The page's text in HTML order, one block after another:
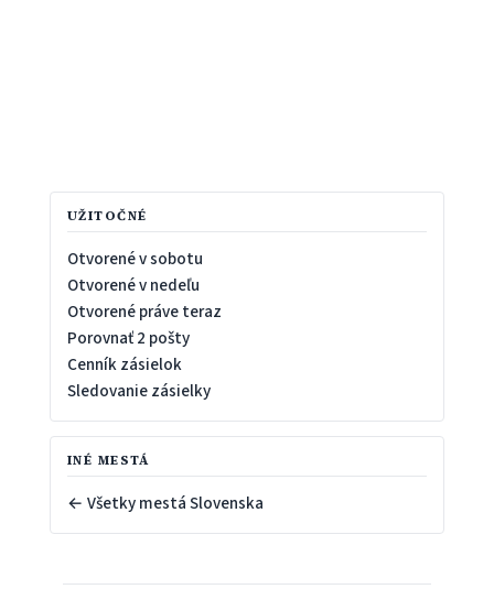
UŽITOČNÉ
Otvorené v sobotu
Otvorené v nedeľu
Otvorené práve teraz
Porovnať 2 pošty
Cenník zásielok
Sledovanie zásielky
INÉ MESTÁ
← Všetky mestá Slovenska